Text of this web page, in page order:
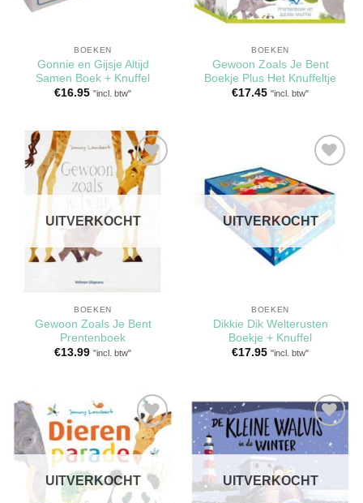
BOEKEN
Gonnie en Gijsje Altijd
Samen Boek + Knuffel
€16.95 "incl. btw"
BOEKEN
Gewoon Zoals Je Bent
Boekje Plus Het Knuffeltje
€17.45 "incl. btw"
Toevoegen
aan
verlanglijst
UITVERKOCHT
BOEKEN
Gewoon Zoals Je Bent
Prentenboek
€13.99 "incl. btw"
Toevoegen
aan
verlanglijst
UITVERKOCHT
BOEKEN
Dikkie Dik Welterusten
Boekje + Knuffel
€17.95 "incl. btw"
Toevoegen
aan
verlanglijst
UITVERKOCHT
Toevoegen
aan
verlanglijst
UITVERKOCHT